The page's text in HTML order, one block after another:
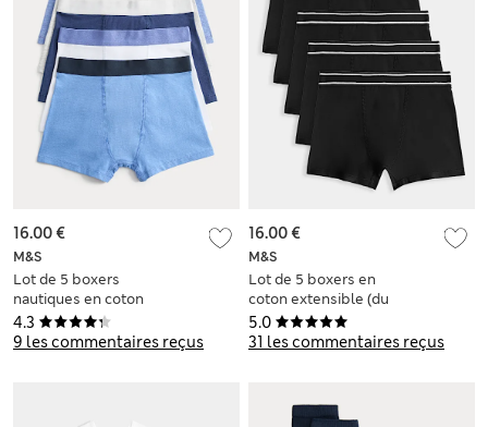
4.3
9 les commentaires reçus
M&S
Lot de 5 boxers
nautiques en coton
extensible (du 5 au
16 ans)
16.00 €
5.0
31 les commentaires reçus
M&S
Lot de 5 boxers en
coton extensible (du
5 au 16 ans)
16.00 €